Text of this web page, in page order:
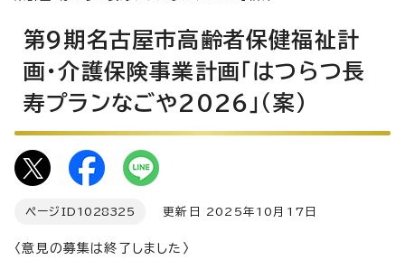
第9期名古屋市高齢者保健福祉計
画・介護保険事業計画「はつらつ長
寿プランなごや2026」（案）
ページID 1028325 更新日 2025年10月17日
〈意見の募集は終了しました〉